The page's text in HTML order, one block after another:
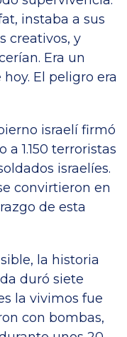
instaba a sus
creativos, y
Era un
El peligro era
israelí firmó
1.150 terroristas
israelíes.
convirtieron en
de esta
la historia
duró siete
la vivimos fue
con bombas,